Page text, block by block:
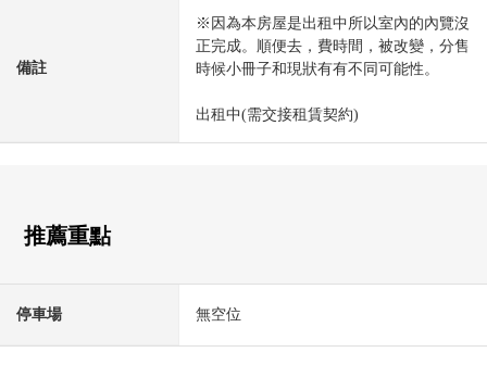
備註
※因為本房屋是出租中所以室內的內覽沒
正完成。順便去，費時間，被改變，分售
時候小冊子和現狀有有不同可能性。
出租中(需交接租賃契約)
推薦重點
停車場 無空位